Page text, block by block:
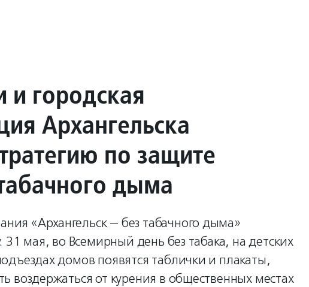
городская
Архангельска
по защите
дыма
«Архангельск — без табачного дыма»
31 мая, во Всемирный день без табака, на детских
домов появятся таблички и плакаты,
воздержаться от курения в общественных местах